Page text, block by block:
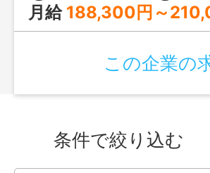
月給 188,300円～210,000円 【給与の内訳】
この企業の
条件で絞り込む